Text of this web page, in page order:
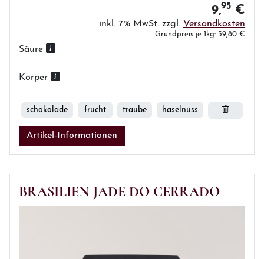
9,95 €
inkl. 7% MwSt. zzgl. Versandkosten
Grundpreis je 1kg: 39,80 €
Säure
Körper
schokolade frucht traube haselnuss
Artikel-Informationen
BRASILIEN JADE DO CERRADO